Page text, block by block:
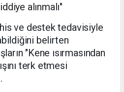
alınmalı"
ve destek tedavisiyle
belirten
"Kene ısırmasından
terk etmesi